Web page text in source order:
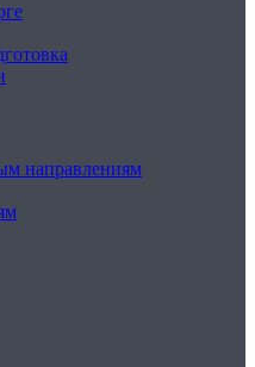
направлениям